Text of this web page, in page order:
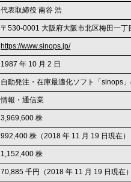
代表取締役 南谷 浩
〒530-0001 大阪府大阪市北区梅田一丁
https://www.sinops.jp/
1987 年 10 月 2 日
自動発注・在庫最適化ソフト「sinops
情報・通信業
3,969,600 株
992,400 株（2018 年 11 月 19 日現在）
1,152,400 株
70,885 千円（2018 年 11 月 19 日現在）